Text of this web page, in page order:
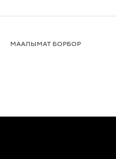
МААЛЫМАТ БОРБОР